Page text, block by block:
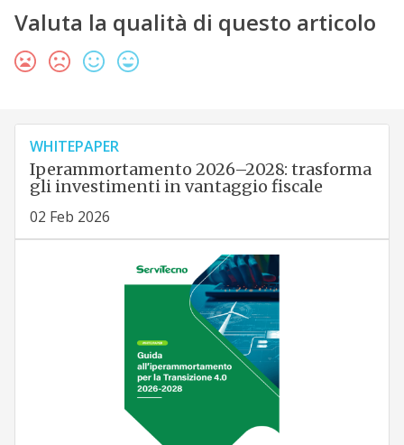
Valuta la qualità di questo articolo
WHITEPAPER
Iperammortamento 2026–2028: trasforma
gli investimenti in vantaggio fiscale
02 Feb 2026